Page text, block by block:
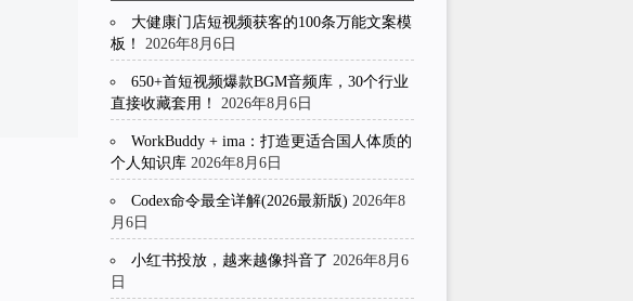
大健康门店短视频获客的100条万能文案模
板！
2026年8月6日
650+首短视频爆款BGM音频库，30个行业
直接收藏套用！
2026年8月6日
WorkBuddy + ima：打造更适合国人体质的
个人知识库 2026年8月6日
Codex命令最全详解(2026最新版) 2026年8
月6日
小红书投放，越来越像抖音了 2026年8月6
日